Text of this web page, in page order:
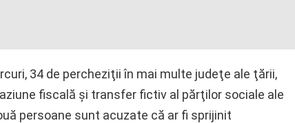
34 de percheziţii în mai multe judeţe ale ţării,
fiscală şi transfer fictiv al părţilor sociale ale
persoane sunt acuzate că ar fi sprijinit